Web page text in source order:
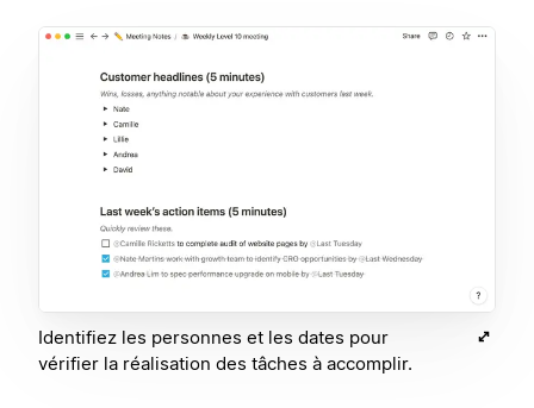
Identifiez les personnes et les dates pour
vérifier la réalisation des tâches à accomplir.